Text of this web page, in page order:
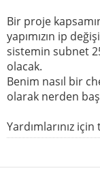
Bir proje
yapımızın ip
sistemin subnet
olacak.
Benim nasıl bir
olarak nerden
Yardımlarınız